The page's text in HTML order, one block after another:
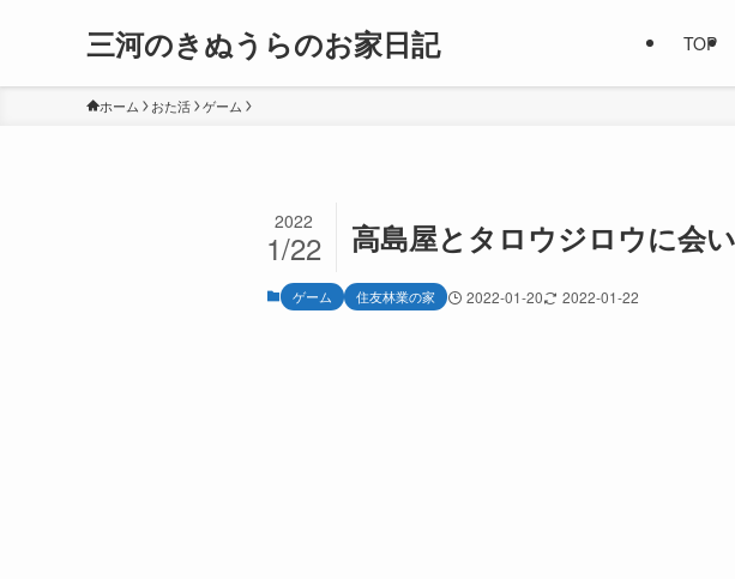
三河のきぬうらのお家日記 TOP
ホーム おた活 ゲーム
高島屋とタロウジロウに会
2022
1/22
ゲーム 住友林業の家 2022-01-20 2022-01-22